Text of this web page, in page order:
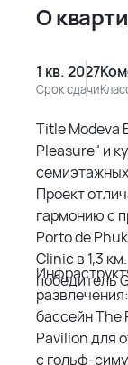
О
1 кв. 2027
Срок сдачи
Title Modeva
Pleasure" и
семиэтажных
Проект
гармонию с
Porto de
Clinic в 1,3
победитель
бассейн The
Pavilion для
с гольф-